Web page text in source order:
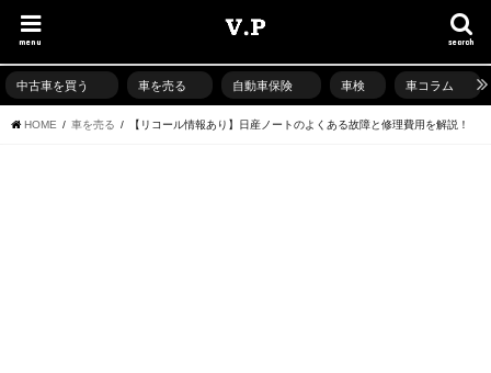
search
menu
中古車を買う 車を売る 自動車保険 車検 車コラム
HOME 車を売る 【リコール情報あり】日産ノートのよくある故障と修理費用を解説！